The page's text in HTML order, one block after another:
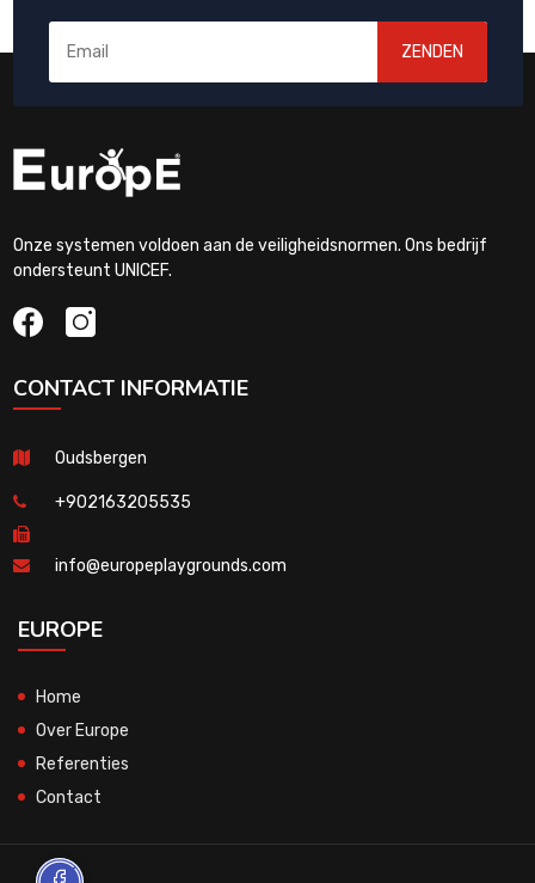
ZENDEN
Onze systemen voldoen aan de veiligheidsnormen. Ons bedrijf
ondersteunt UNICEF.
CONTACT INFORMATIE
Oudsbergen
+902163205535
info@europeplaygrounds.com
EUROPE
Home
Over Europe
Referenties
Contact